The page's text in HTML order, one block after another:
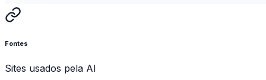
Fontes
Sites usados pela AI